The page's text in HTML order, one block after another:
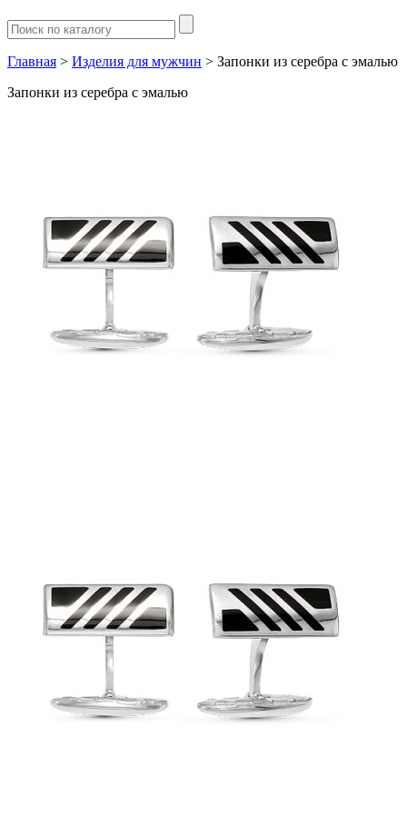
Главная > Изделия для мужчин > Запонки из серебра с эмалью
Запонки из серебра с эмалью